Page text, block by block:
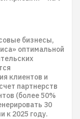
бизнесы,
оптимальной
клиентов и
партнерств
(более 50%
30
к 2025 году.